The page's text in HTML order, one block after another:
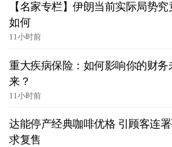
【名家专栏】伊朗当前实际局势究
如何
11小时前
重大疾病保险：如何影响你的财务
来？
11小时前
达能停产经典咖啡优格 引顾客连
求复售